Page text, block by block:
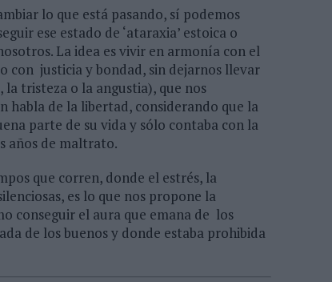
lo que está pasando, sí podemos
ese estado de ‘ataraxia’ estoica o
La idea es vivir en armonía con el
con justicia y bondad, sin dejarnos llevar
la tristeza o la angustia), que nos
habla de la libertad, considerando que la
parte de su vida y sólo contaba con la
años de maltrato.
que corren, donde el estrés, la
es lo que nos propone la
conseguir el aura que emana de los
de los buenos y donde estaba prohibida